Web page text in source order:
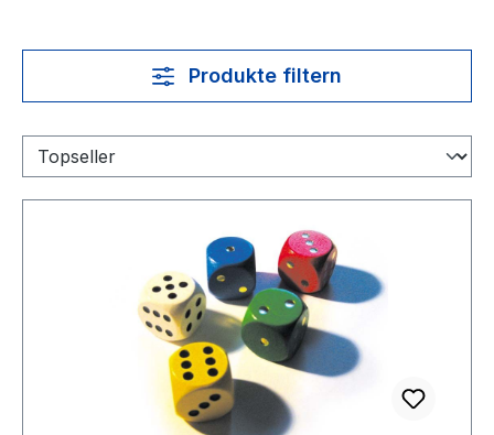
Produkte filtern